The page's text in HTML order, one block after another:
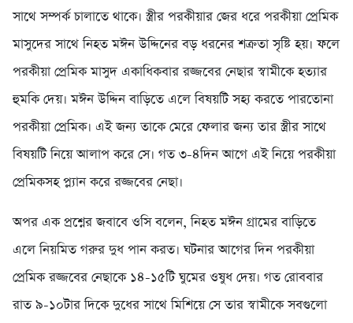
সাথে সম্পর্ক চালাতে থাকে। স্ত্রীর পরকীয়ার জের ধরে পরকীয়া প্রেমিক
মাসুদের সাথে নিহত মঈন উদ্দিনের বড় ধরনের শক্রতা সৃষ্টি হয়। ফলে
পরকীয়া প্রেমিক মাসুদ একাধিকবার রজ্জবের নেছার স্বামীকে হত্যার
হুমকি দেয়। মঈন উদ্দিন বাড়িতে এলে বিষয়টি সহ্য করতে পারতোনা
পরকীয়া প্রেমিক। এই জন্য তাকে মেরে ফেলার জন্য তার স্ত্রীর সাথে
বিষয়টি নিয়ে আলাপ করে সে। গত ৩-৪দিন আগে এই নিয়ে পরকীয়া
প্রেমিকসহ প্ল্যান করে রজ্জবের নেছা।
অপর এক প্রশ্নের জবাবে ওসি বলেন, নিহত মঈন গ্রামের বাড়িতে
এলে নিয়মিত গরুর দুধ পান করত। ঘটনার আগের দিন পরকীয়া
প্রেমিক রজ্জবের নেছাকে ১৪-১৫টি ঘুমের ওষুধ দেয়। গত রোববার
রাত ৯-১০টার দিকে দুধের সাথে মিশিয়ে সে তার স্বামীকে সবগুলো